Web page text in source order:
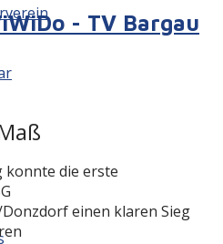
- TV Bargau
konnte die erste
einen klaren Sieg